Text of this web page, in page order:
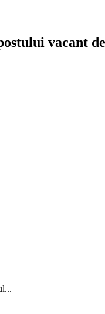
vacant